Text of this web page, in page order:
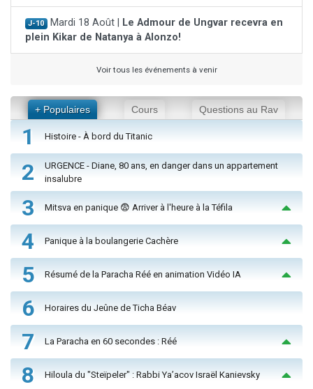
J-10 Mardi 18 Août |
Le Admour de Ungvar recevra en
plein Kikar de Natanya à Alonzo!
Voir tous les événements à venir
+ Populaires Cours Questions au Rav
1 Histoire - À bord du Titanic
2
URGENCE - Diane, 80 ans, en danger dans un appartement
insalubre
3 Mitsva en panique 😨 Arriver à l'heure à la Téfila
4 Panique à la boulangerie Cachère
5 Résumé de la Paracha Réé en animation Vidéo IA
6 Horaires du Jeûne de Ticha Béav
7 La Paracha en 60 secondes : Réé
8 Hiloula du "Steïpeler" : Rabbi Ya’acov Israël Kanievsky